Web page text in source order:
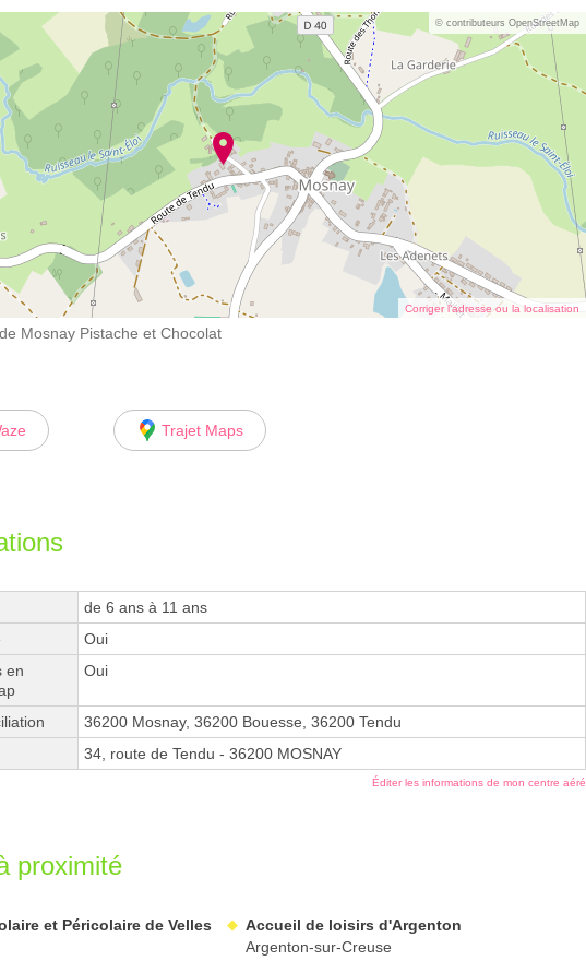
© contributeurs OpenStreetMap
Corriger l’adresse ou la localisation
Mosnay Pistache et Chocolat
Trajet Maps
de 6 ans à 11 ans
Oui
en
Oui
36200 Mosnay, 36200 Bouesse, 36200 Tendu
34, route de Tendu - 36200 MOSNAY
Éditer les informations de mon centre aéré
proximité
et Péricolaire de Velles
Accueil de loisirs d'Argenton
Argenton-sur-Creuse